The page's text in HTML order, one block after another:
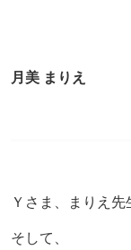
月美 まりえ
Ｙさま、まりえ先
そして、